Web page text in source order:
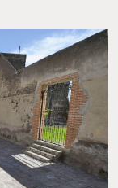
Zempoala,